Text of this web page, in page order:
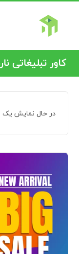
کاور تبلیغاتی
در حال نمایش یک